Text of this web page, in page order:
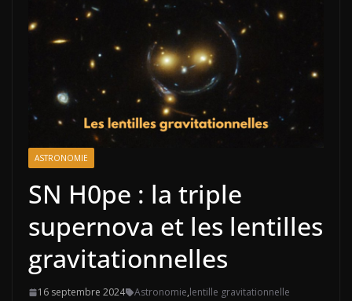
ASTRONOMIE
SN H0pe : la triple
supernova et les lentilles
gravitationnelles
16 septembre 2024 Astronomie,lentille gravitationnelle